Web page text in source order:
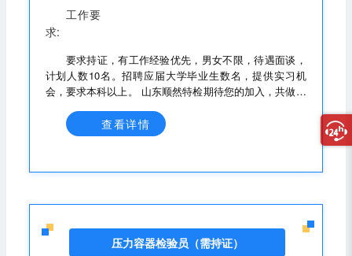
工作要
求:
要求持证，有工作经验优先，男女不限，待遇面谈，
计划人数10名。招聘应届大学毕业生数名，提供实习机
会，要求本科以上。 山东顺然特检期待您的加入，共做特
查看详情
压力容器检验员（需持证）